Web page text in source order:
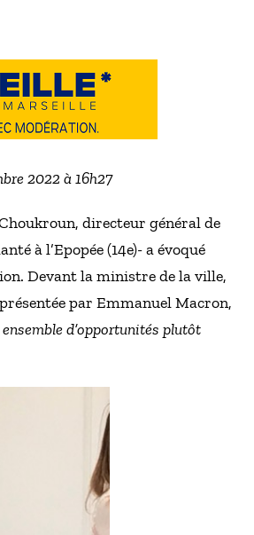
2022 à 16h27
directeur général de
à l’Epopée (14e)- a évoqué
Devant la ministre de la ville,
par Emmanuel Macron,
d’opportunités plutôt